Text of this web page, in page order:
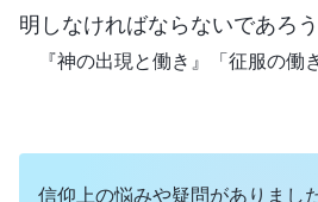
明しなければならないであろう
『神の出現と働き』「征服の
信仰上の悩みや疑問がありまし